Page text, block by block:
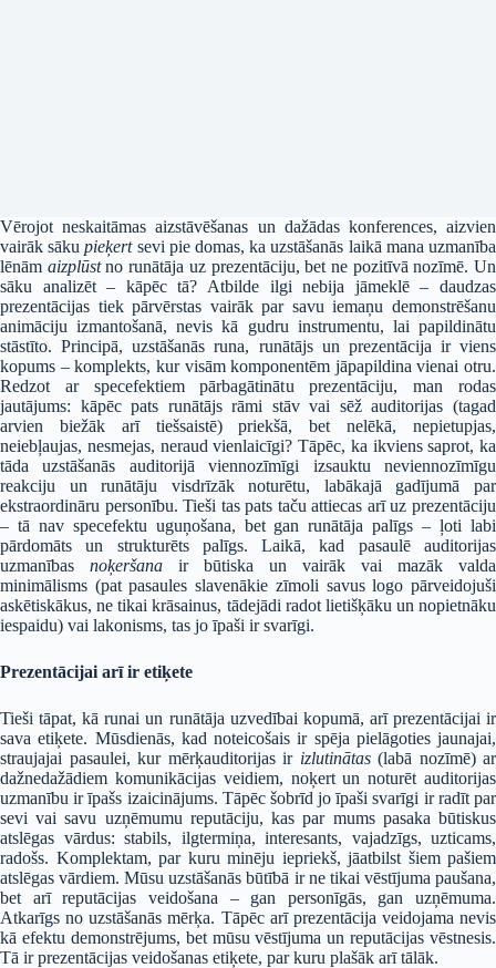
Vērojot neskaitāmas aizstāvēšanas un dažādas konferences, aizvien
vairāk sākupieķertsevi pie domas, ka uzstāšanās laikā mana uzmanība
lēnām aizplūstno runātāja uz prezentāciju, bet ne pozitīvā nozīmē. Un
sāku analizēt – kāpēc tā? Atbilde ilgi nebija jāmeklē – daudzas
prezentācijas tiek pārvērstas vairāk par savu iemaņu demonstrēšanu
animāciju izmantošanā, nevis kā gudru instrumentu, lai papildinātu
stāstīto. Principā, uzstāšanās runa, runātājs un prezentācija ir viens
kopums – komplekts, kur visām komponentēm jāpapildina vienai otru.
Redzot ar specefektiem pārbagātinātu prezentāciju, man rodas
jautājums: kāpēc pats runātājs rāmi stāv vai sēž auditorijas (tagad
arvien biežāk arī tiešsaistē) priekšā, bet nelēkā, nepietupjas,
neiebļaujas, nesmejas, neraud vienlaicīgi? Tāpēc, ka ikviens saprot, ka
tāda uzstāšanās auditorijā viennozīmīgi izsauktu neviennozīmīgu
reakciju un runātāju visdrīzāk noturētu, labākajā gadījumā par
ekstraordināru personību. Tieši tas pats taču attiecas arī uz prezentāciju
– tā nav specefektu uguņošana, bet gan runātāja palīgs – ļoti labi
pārdomāts un strukturēts palīgs. Laikā, kad pasaulē auditorijas
uzmanības noķeršana ir būtiska un vairāk vai mazāk valda
minimālisms (pat pasaules slavenākie zīmoli savus logo pārveidojuši
askētiskākus, ne tikai krāsainus, tādejādi radot lietišķāku un nopietnāku
iespaidu) vai lakonisms, tas jo īpaši ir svarīgi.
Prezentācijai arī ir etiķete
Tieši tāpat, kā runai un runātāja uzvedībai kopumā, arī prezentācijai ir
sava etiķete. Mūsdienās, kad noteicošais ir spēja pielāgoties jaunajai,
straujajai pasaulei, kur mērķauditorijas ir izlutinātas(labā nozīmē) ar
dažnedažādiem komunikācijas veidiem, noķert un noturēt auditorijas
uzmanību ir īpašs izaicinājums. Tāpēc šobrīd jo īpaši svarīgi ir radīt par
sevi vai savu uzņēmumu reputāciju, kas par mums pasaka būtiskus
atslēgas vārdus: stabils, ilgtermiņa, interesants, vajadzīgs, uzticams,
radošs. Komplektam, par kuru minēju iepriekš, jāatbilst šiem pašiem
atslēgas vārdiem. Mūsu uzstāšanās būtībā ir ne tikai vēstījuma paušana,
bet arī reputācijas veidošana – gan personīgās, gan uzņēmuma.
Atkarīgs no uzstāšanās mērķa. Tāpēc arī prezentācija veidojama nevis
kā efektu demonstrējums, bet mūsu vēstījuma un reputācijas vēstnesis.
Tā ir prezentācijas veidošanas etiķete, par kuru plašāk arī tālāk.